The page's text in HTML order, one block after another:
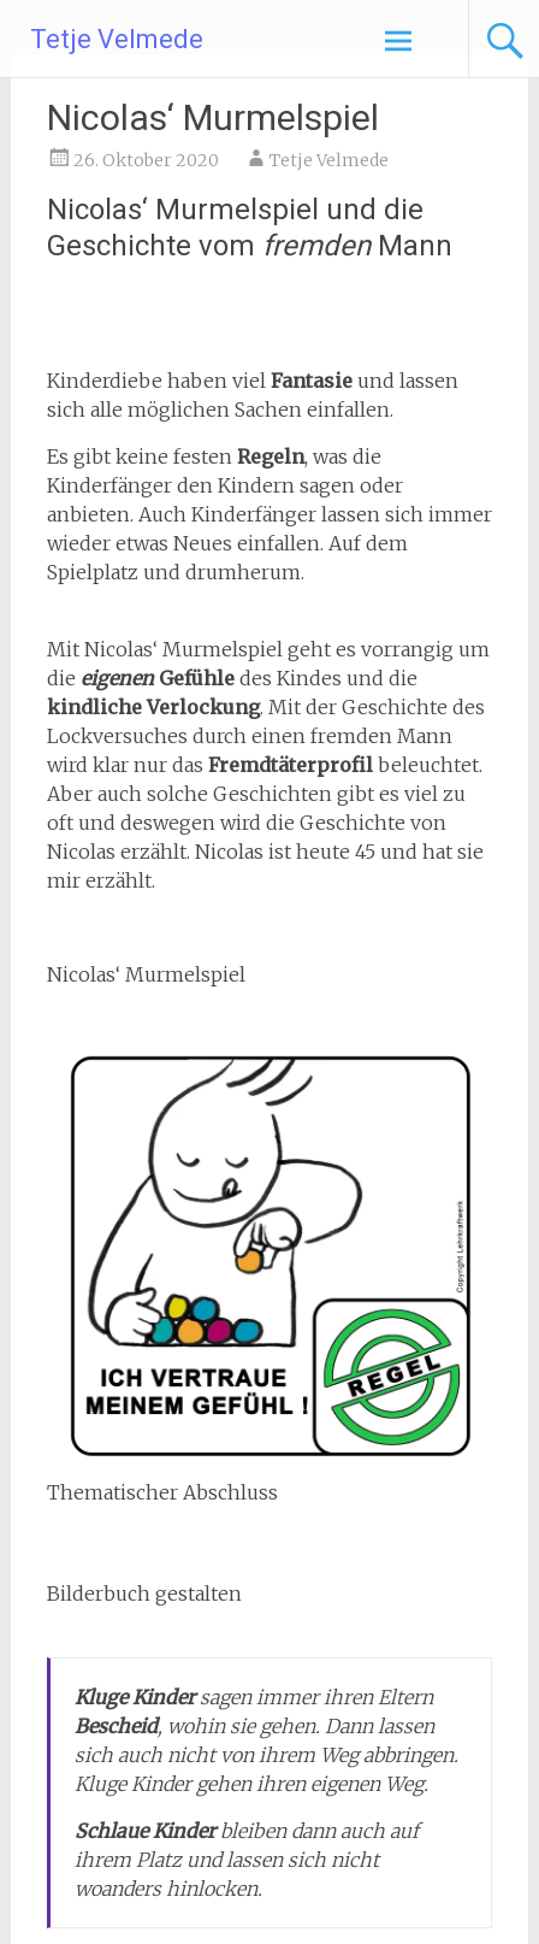
Inhalt
springen
Tetje Velmede
Nicolas‘ Murmelspiel
26. Oktober 2020 Tetje Velmede
Nicolas‘ Murmelspiel und die
Geschichte vom fremdenMann
Kinderdiebe haben viel Fantasieund lassen
sich alle möglichen Sachen einfallen.
Es gibt keine festen Regeln, was die
Kinderfänger den Kindern sagen oder
anbieten. Auch Kinderfänger lassen sich immer
wieder etwas Neues einfallen. Auf dem
Spielplatz und drumherum.
Mit Nicolas‘ Murmelspiel geht es vorrangig um
die eigenen Gefühledes Kindes und die
kindliche Verlockung. Mit der Geschichte des
Lockversuches durch einen fremden Mann
wird klar nur das Fremdtäterprofilbeleuchtet.
Aber auch solche Geschichten gibt es viel zu
oft und deswegen wird die Geschichte von
Nicolas erzählt. Nicolas ist heute 45 und hat sie
mir erzählt.
Nicolas‘ Murmelspiel
Thematischer Abschluss
Bilderbuch gestalten
Kluge Kindersagen immer ihren Eltern
Bescheid, wohin sie gehen. Dann lassen
sich auch nicht von ihrem Weg abbringen.
Kluge Kinder gehen ihren eigenen Weg.
Schlaue Kinderbleiben dann auch auf
ihrem Platz und lassen sich nicht
woanders hinlocken.